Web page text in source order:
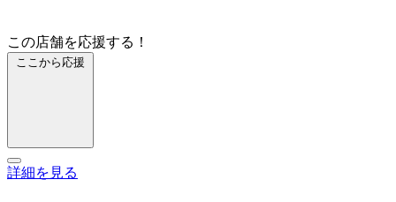
この店舗を応援する！
ここから応援
詳細を見る